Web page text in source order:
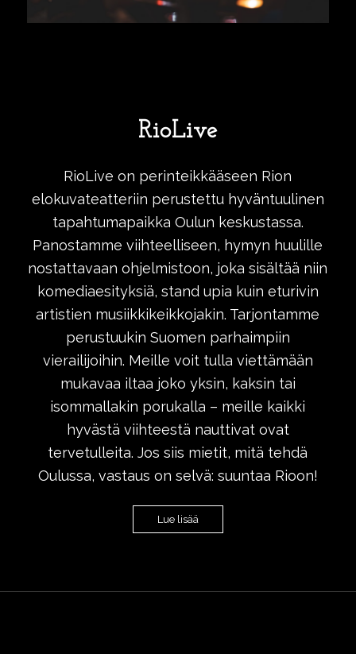
RioLive
RioLive on perinteikkääseen Rion
elokuvateatteriin perustettu hyväntuulinen
tapahtumapaikka Oulun keskustassa.
Panostamme viihteelliseen, hymyn huulille
nostattavaan ohjelmistoon, joka sisältää niin
komediaesityksiä, stand upia kuin eturivin
artistien musiikkikeikkojakin. Tarjontamme
perustuukin Suomen parhaimpiin
vierailijoihin. Meille voit tulla viettämään
mukavaa iltaa joko yksin, kaksin tai
isommallakin porukalla – meille kaikki
hyvästä viihteestä nauttivat ovat
tervetulleita. Jos siis mietit, mitä tehdä
Oulussa, vastaus on selvä: suuntaa Rioon!
Lue lisää